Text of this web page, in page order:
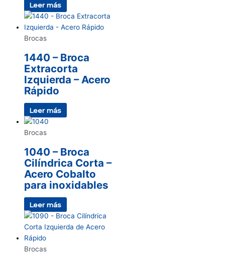
Leer más
Brocas
1440 – Broca
Extracorta
Izquierda – Acero
Rápido
Leer más
Brocas
1040 – Broca
Cilíndrica Corta –
Acero Cobalto
para inoxidables
Leer más
Brocas